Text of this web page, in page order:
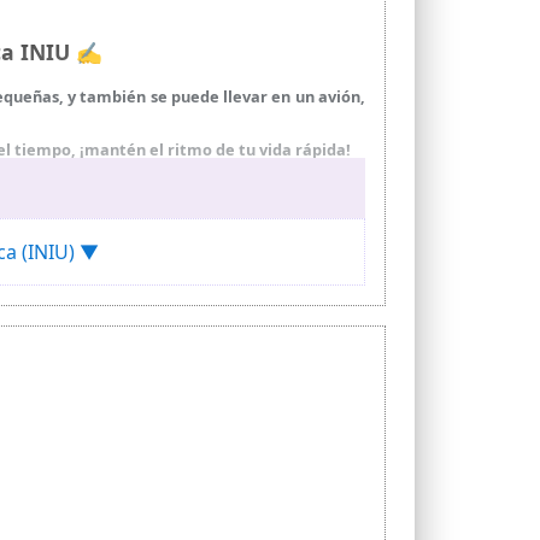
INIU ✍
y también se puede llevar en un avión,
tiempo, ¡mantén el ritmo de tu vida rápida!
potente como para cargar tu
alimentar equipos de camping al aire libre
corriente.
técnico de por vida.
(INIU) ▼